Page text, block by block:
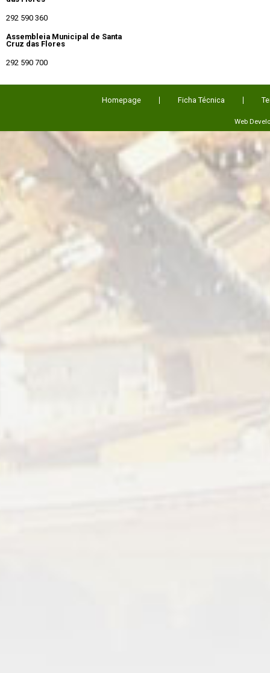
292 590 360
Assembleia Municipal de Santa
Cruz das Flores
292 590 700
Homepage Ficha Técnica
Web